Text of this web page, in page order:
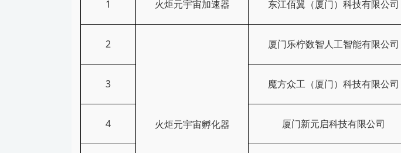
1 火炬元宇宙加速器 东江佰翼（厦门）科技有限公司
2
火炬元宇宙孵化器
厦门乐柠数智人工智能有限公司
3 魔方众工（厦门）科技有限公司
4 厦门新元启科技有限公司